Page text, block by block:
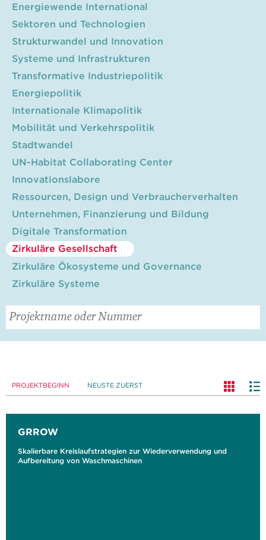
Energiewende International
Sektoren und Technologien
Strukturwandel und Innovation
Systeme und Infrastrukturen
Transformative Industriepolitik
Energiepolitik
Internationale Klimapolitik
Mobilität und Verkehrspolitik
Stadtwandel
UN-Habitat Collaborating Center
Innovationslabore
Ressourcen, Design und Verbraucherverhalten
Unternehmen, Finanzierung und Bildung
Digitale Transformation
Zirkuläre Gesellschaft
Zirkuläre Ökosysteme und Governance
Zirkuläre Systeme
PROJEKTBEGINN NEUSTE ZUERST
GRROW
Skalierbare Kreislaufstrategien zur Wiederverwendung und
Aufbereitung von Waschmaschinen